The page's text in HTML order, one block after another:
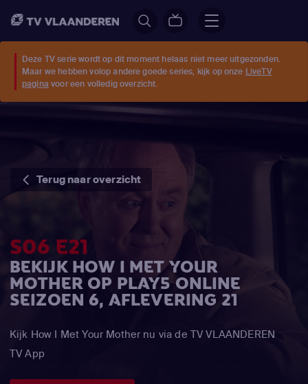
Deze TV serie wordt op dit moment helaas niet meer uitgezonden.
Maar we hebben volop andere goede series, kijk op onze LiveTV
pagina voor een volledig overzicht.
Terug naar overzicht
S06 E21
BEKIJK HOW I MET YOUR
MOTHER OP PLAY5 ONLINE
SEIZOEN 6, AFLEVERING 21
Kijk How I Met Your Mother nu via de TV VLAANDEREN
TV App